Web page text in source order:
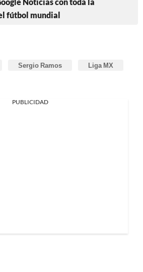
fútbol mundial
Sergio Ramos Liga MX
PUBLICIDAD